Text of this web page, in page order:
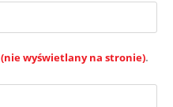
(nie wyświetlany na stronie).